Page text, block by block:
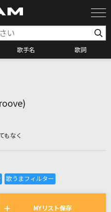
歌手名 歌詞
舗検索
れき
ている曲の一覧
もなく
MYリスト保存